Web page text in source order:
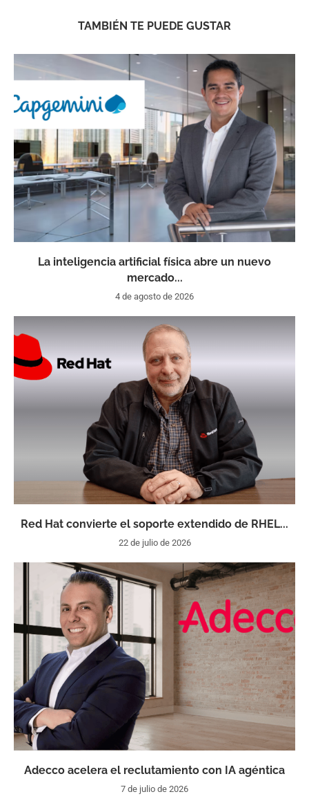
TAMBIÉN TE PUEDE GUSTAR
La inteligencia artificial física abre un nuevo
mercado...
4 de agosto de 2026
Red Hat convierte el soporte extendido de RHEL...
22 de julio de 2026
Adecco acelera el reclutamiento con IA agéntica
7 de julio de 2026